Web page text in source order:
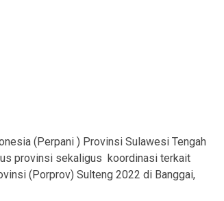
(Perpani ) Provinsi Sulawesi Tengah
provinsi sekaligus koordinasi terkait
(Porprov) Sulteng 2022 di Banggai,